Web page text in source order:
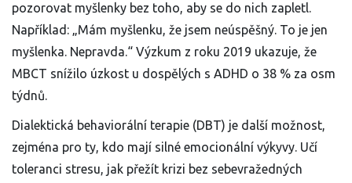
pozorovat myšlenky bez toho, aby se do nich zapletl.
Například: „Mám myšlenku, že jsem neúspěšný. To je jen
myšlenka. Nepravda.“ Výzkum z roku 2019 ukazuje, že
MBCT snížilo úzkost u dospělých s ADHD o 38 % za osm
týdnů.
Dialektická behaviorální terapie (DBT) je další možnost,
zejména pro ty, kdo mají silné emocionální výkyvy. Učí
toleranci stresu, jak přežít krizi bez sebevražedných